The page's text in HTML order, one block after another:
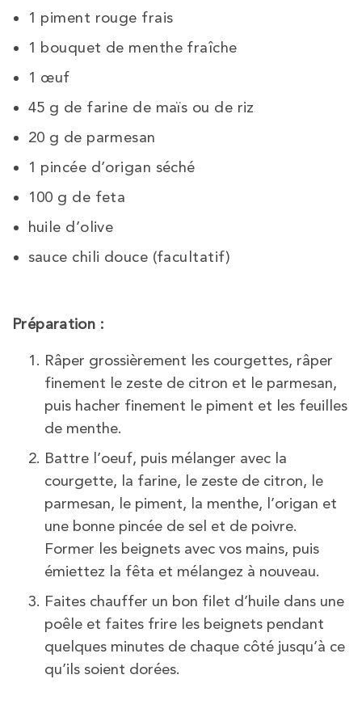
1 piment rouge frais
1 bouquet de menthe fraîche
1 œuf
45 g de farine de maïs ou de riz
20 g de parmesan
1 pincée d’origan séché
100 g de feta
huile d’olive
sauce chili douce (facultatif)
Préparation :
Râper grossièrement les courgettes, râper
finement le zeste de citron et le parmesan,
puis hacher finement le piment et les feuilles
de menthe.
Battre l’oeuf, puis mélanger avec la
courgette, la farine, le zeste de citron, le
parmesan, le piment, la menthe, l’origan et
une bonne pincée de sel et de poivre.
Former les beignets avec vos mains, puis
émiettez la fêta et mélangez à nouveau.
Faites chauffer un bon filet d’huile dans une
poêle et faites frire les beignets pendant
quelques minutes de chaque côté jusqu’à ce
qu’ils soient dorées.